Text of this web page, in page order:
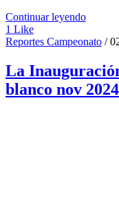
Continuar leyendo
1 Like
Reportes Campeonato /
La
blanco nov 2024